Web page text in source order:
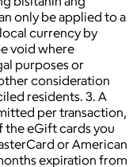
only be applied to a
currency by
void where
purposes or
consideration
residents. 3. A
per transaction,
the eGift cards you
or American
expiration from